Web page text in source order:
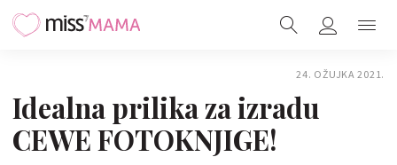
24. OŽUJKA 2021.
Idealna prilika za izradu
CEWE FOTOKNJIGE!